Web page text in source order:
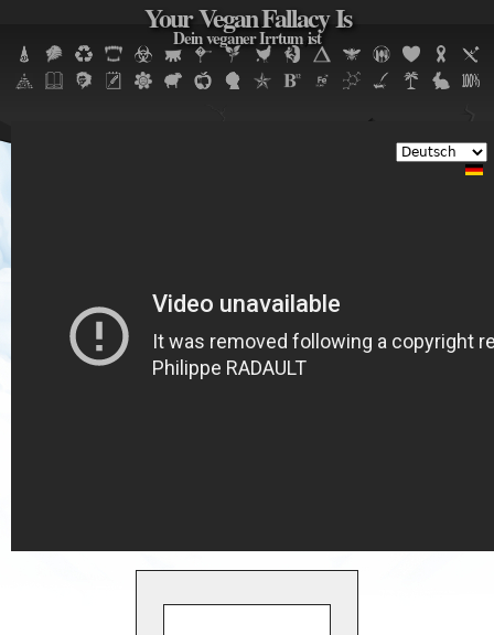
Jump to navigation
Your Vegan Fallacy Is
Dein veganer Irrtum ist